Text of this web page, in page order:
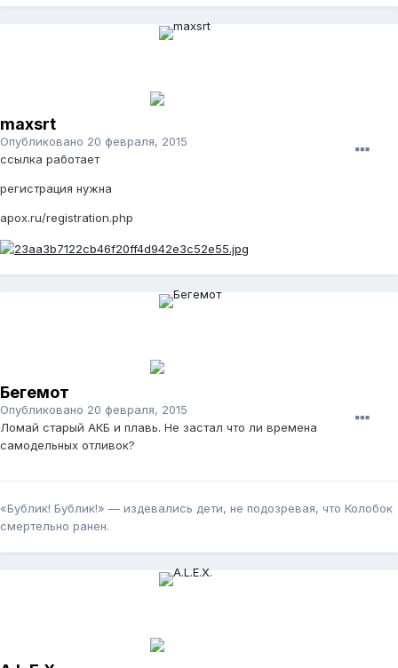
maxsrt
Опубликовано 20 февраля, 2015
ссылка работает
регистрация нужна
apox.ru/registration.php
Бегемот
Опубликовано 20 февраля, 2015
Ломай старый АКБ и плавь. Не застал что ли времена
самодельных отливок?
«Бублик! Бублик!» — издевались дети, не подозревая, что Колобок
смертельно ранен.